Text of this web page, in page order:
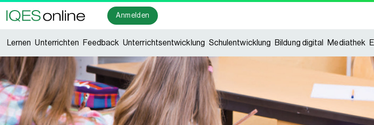
Anmelden
Lernen Unterrichten Feedback Unterrichtsentwicklung Schulentwicklung Bildung digital Mediathek